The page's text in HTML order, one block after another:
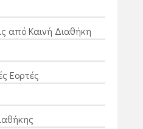
12
ΧΩΡΙΣ
0,02
από Καινή Διαθήκη
Εορτές